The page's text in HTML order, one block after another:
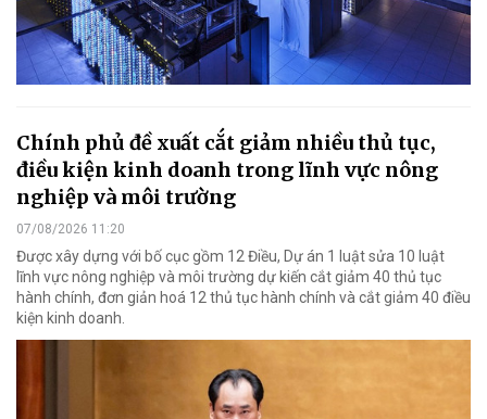
Chính phủ đề xuất cắt giảm nhiều thủ tục,
điều kiện kinh doanh trong lĩnh vực nông
nghiệp và môi trường
07/08/2026 11:20
Được xây dựng với bố cục gồm 12 Điều, Dự án 1 luật sửa 10 luật
lĩnh vực nông nghiệp và môi trường dự kiến cắt giảm 40 thủ tục
hành chính, đơn giản hoá 12 thủ tục hành chính và cắt giảm 40 điều
kiện kinh doanh.